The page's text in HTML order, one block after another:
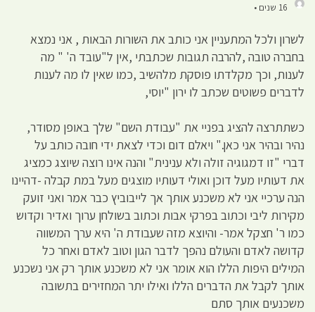
16 שנים •
לשרון ולכל המתעניין אני כותב את השורות הבאות , אני נמצא
בחברה טובה ,להרבה תגובות שכתבתי ,אין ל"עובד ה' " מה
לענות, וכך מקלדתו פוסקת מלהשיב ,כמו שאין לו מה לענות
לדברים פשוטים שכתב לו ירון "יוסי,
כשתתרצה להציג בפניי את "עבודת השם" שלך באופן מסודר,
נהיר ובהיר אני כאן." ויאלם דום וכדי לצאת ידי חובה כותב על
דברי "זו דמגוגיה זולה ולא ענינית" והנה אינו רוצה שיוצג כמציג
את דעותיו מעל דוכן ואולי דעותיו מוצגים מעל במת קבלה -דהיינו
הנה ערכיי אני לא משכנע אותך אך לייבוביץ כבר אמר ואני זועק
מקירות ליבי וכתוב בפרקי אבות וכתוב בשולחן ערוך ואדיר וקדוש
כמו ר' חצקל אמר- והיוצא מזה שעבודת ה' היא ערך המשווה
קדושה לאדם והעולם נהפך לדבר הגון וטוב לאדם ואחר כל
המילים היפות הללו הוא אומר אני לא משכנע אותך רק אני נשכנע
אותך לקבל את הדברים הללו ואילו יתר המחזירים בתשובה
משכנעים אותך סתם